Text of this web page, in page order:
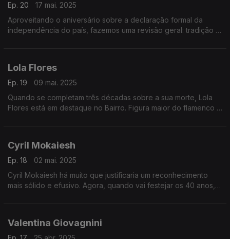
Ep. 20
17 mai. 2025
Aproveitando o aniversário sobre a declaração formal da
independência do país, fazemos uma revisão geral: tradição e
Lola Flores
Ep. 19
09 mai. 2025
Quando se completam três décadas sobre a sua morte, Lola
Flores está em destaque no Bairro. Figura maior do flamenco e
Cyril Mokaiesh
Ep. 18
02 mai. 2025
Cyril Mokaiesh há muito que justificaria um reconhecimento
mais sólido e efusivo. Agora, quando vai festejar os 40 anos, o
Valentina Giovagnini